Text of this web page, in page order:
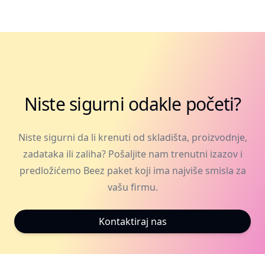
Niste sigurni odakle početi?
Niste sigurni da li krenuti od skladišta, proizvodnje,
zadataka ili zaliha? Pošaljite nam trenutni izazov i
predložićemo Beez paket koji ima najviše smisla za
vašu firmu.
Kontaktiraj nas